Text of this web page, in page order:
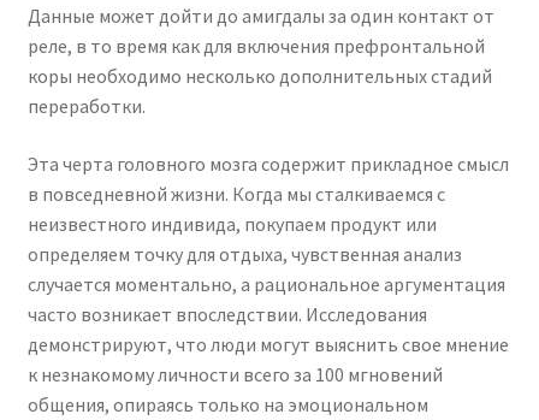
Данные может дойти до амигдалы за один контакт от
реле, в то время как для включения префронтальной
коры необходимо несколько дополнительных стадий
переработки.
Эта черта головного мозга содержит прикладное смысл
в повседневной жизни. Когда мы сталкиваемся с
неизвестного индивида, покупаем продукт или
определяем точку для отдыха, чувственная анализ
случается моментально, а рациональное аргументация
часто возникает впоследствии. Исследования
демонстрируют, что люди могут выяснить свое мнение
к незнакомому личности всего за 100 мгновений
общения, опираясь только на эмоциональном